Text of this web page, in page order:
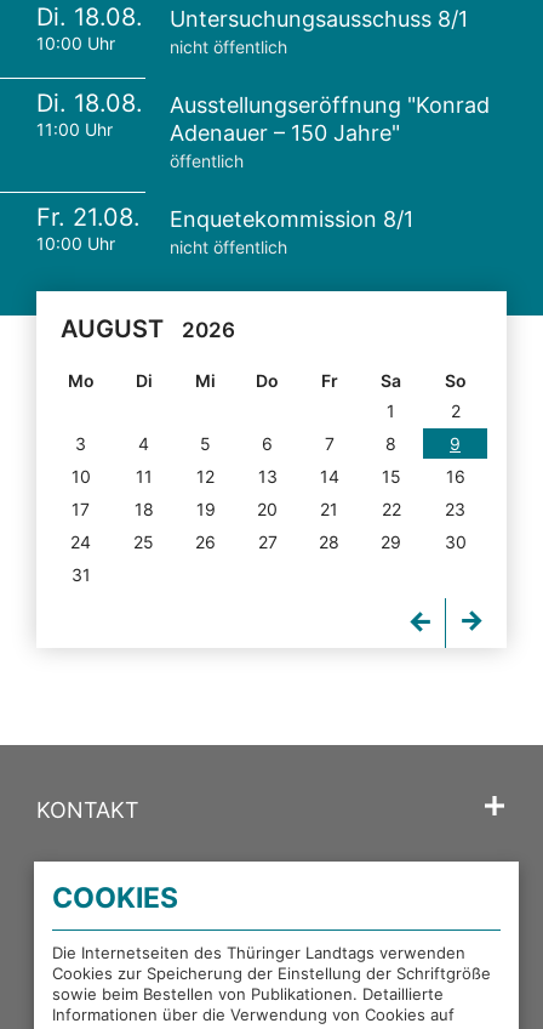
Di. 18.08.
10:00 Uhr
Untersuchungsausschuss 8/1
nicht öffentlich
Di. 18.08.
11:00 Uhr
Ausstellungseröffnung "Konrad
Adenauer – 150 Jahre"
öffentlich
Fr. 21.08.
10:00 Uhr
Enquetekommission 8/1
nicht öffentlich
AUGUST 2026
Mo Di Mi Do Fr Sa
So
1
2
3
4 5 6 7 8
9
10
11 12 13 14 15
16
17
18 19 20 21 22
23
24
25 26 27 28 29
30
31
KONTAKT
PORTALE DES THÜRINGER LANDTAGS
EXTERNE LINKS
COOKIES
Die Internetseiten des Thüringer Landtags verwenden
Cookies zur Speicherung der Einstellung der Schriftgröße
sowie beim Bestellen von Publikationen. Detaillierte
Informationen über die Verwendung von Cookies auf